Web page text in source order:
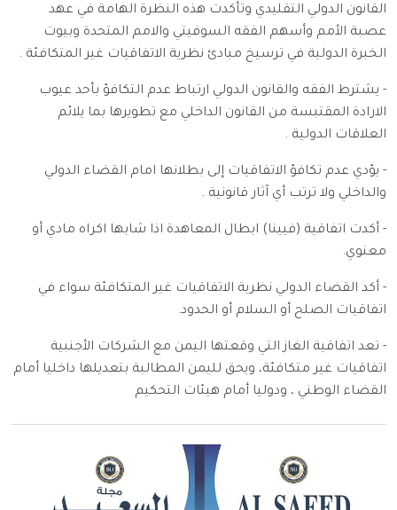
القانون الدولي التقليدي وتأكدت هذه النظرة الهامة في عهد
عصبة الأمم وأسهم الفقه السوفيتي والامم المتحدة وبيوت
الخبرة الدولية في ترسيخ مبادئ نظرية الاتفاقيات غير المتكافئة .
- يشترط الفقه والقانون الدولي ارتباط عدم التكافؤ بأحد عيوب
الارادة المقتبسة من القانون الداخلي مع تطويرها بما يلائم
العلاقات الدولية .
- يؤدي عدم تكافؤ الاتفاقيات إلى بطلانها امام القضاء الدولي
والداخلي ولا ترتب أي آثار قانونية .
- أكدت اتفاقية (فيينا) ابطال المعاهدة اذا شابها اكراه مادي أو
معنوي.
- أكد القضاء الدولي نظرية الاتفاقيات غير المتكافئة سواء في
اتفاقيات الصلح أو السلام أو الحدود.
- تعد اتفاقية الغاز التي وقعتها اليمن مع الشركات الأجنبية
اتفاقيات غير متكافئة، ويحق لليمن المطالبة بتعديلها داخليا أمام
القضاء الوطني ، ودوليا أمام هيئات التحكيم